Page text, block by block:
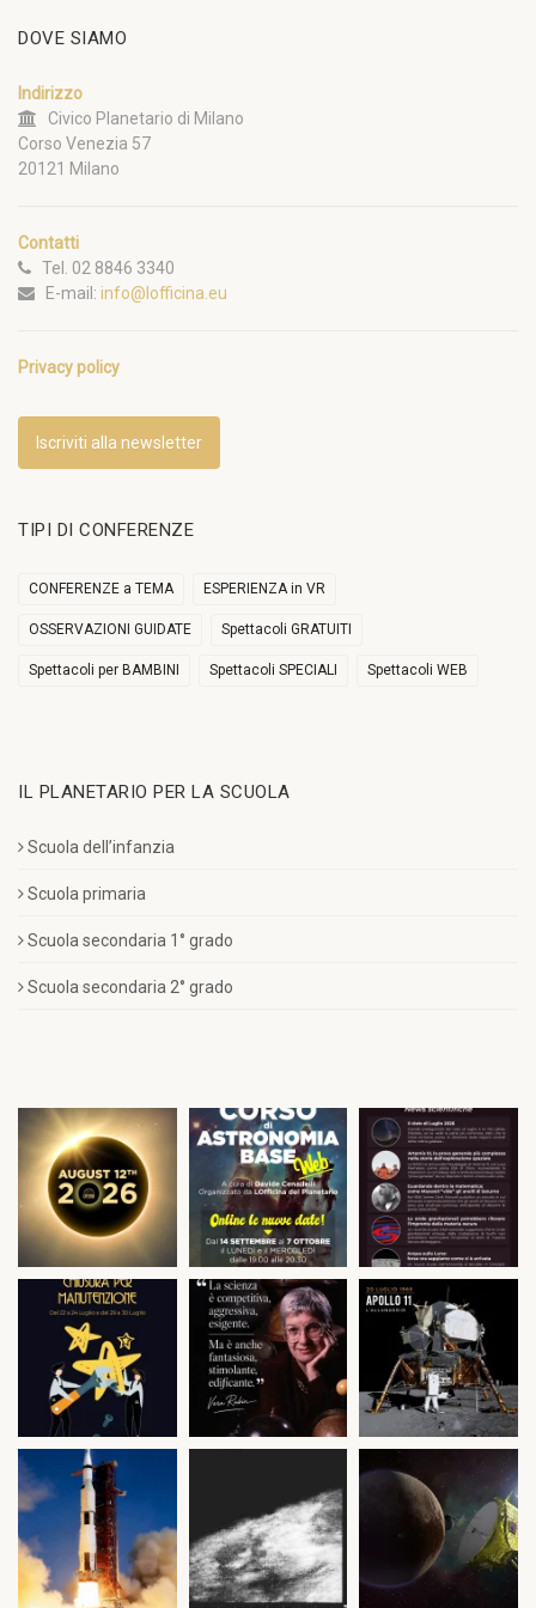
DOVE SIAMO
Indirizzo
Civico Planetario di Milano
Corso Venezia 57
20121 Milano
Contatti
Tel. 02 8846 3340
E-mail: info@lofficina.eu
Privacy policy
Iscriviti alla newsletter
TIPI DI CONFERENZE
CONFERENZE a TEMA ESPERIENZA in VR
OSSERVAZIONI GUIDATE Spettacoli GRATUITI
Spettacoli per BAMBINI Spettacoli SPECIALI Spettacoli WEB
IL PLANETARIO PER LA SCUOLA
Scuola dell’infanzia
Scuola primaria
Scuola secondaria 1° grado
Scuola secondaria 2° grado